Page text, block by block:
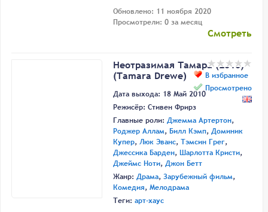
Обновлено: 11 ноября 2020
Просмотрели: 0 за месяц
Смотреть
В избранное
Просмотрено
Неотразимая Тамара (2010)
(Tamara Drewe)
Дата выхода: 18 Май 2010
Режисёр: Стивен Фрирз
Главные роли: Джемма Артертон,
Роджер Аллам, Билл Кэмп, Доминик
Купер, Люк Эванс, Тэмсин Грег,
Джессика Барден, Шарлотта Кристи,
Джеймс Ноти, Джон Бетт
Жанр: Драма, Зарубежный фильм,
Комедия, Мелодрама
Теги: арт-хаус